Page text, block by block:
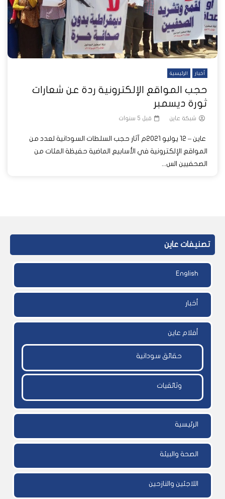
أخبار الرئيسية
حجب المواقع الإلكترونية ردة عن شعارات
ثورة ديسمبر
شبكة عاين قبل 5 سنوات
عاين – 12 يوليو 2021م آثار حجب السلطات السودانية لعدد من
المواقع الإلكترونية في الأسابيع الماضية حفيظة المئات من
الصحفيين الس...
تصنيفات عاين
English
أخبار
أفلام عاين
حقائق سودانية
وثائقيات
الرئيسية
الصحة والبيئة
اللاجئين والنازحين